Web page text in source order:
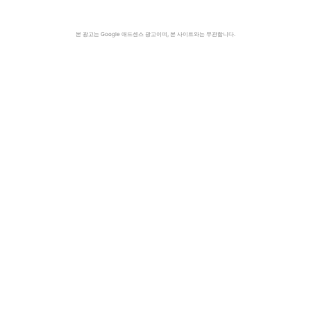
본 광고는 Google 애드센스 광고이며, 본 사이트와는 무관합니다.